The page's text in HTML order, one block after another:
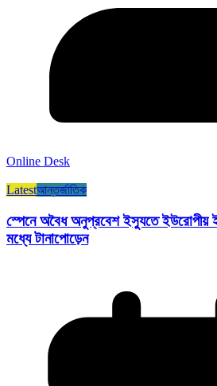
Online Desk
Latestআন্তর্জাতিক
স্পেনে অবৈধ অনুপ্রবেশ ইস্যুতে ইউরোপীয়
মধ্যে টানাপোড়েন